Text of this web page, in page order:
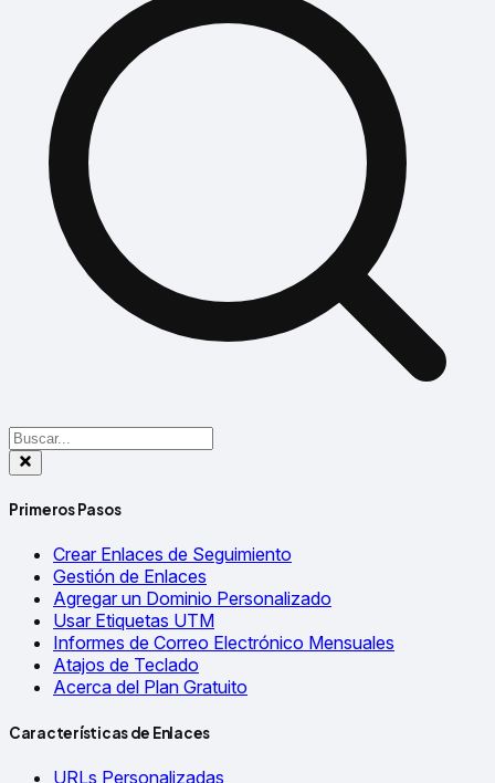
Primeros Pasos
Crear Enlaces de Seguimiento
Gestión de Enlaces
Agregar un Dominio Personalizado
Usar Etiquetas UTM
Informes de Correo Electrónico Mensuales
Atajos de Teclado
Acerca del Plan Gratuito
Características de Enlaces
URLs Personalizadas